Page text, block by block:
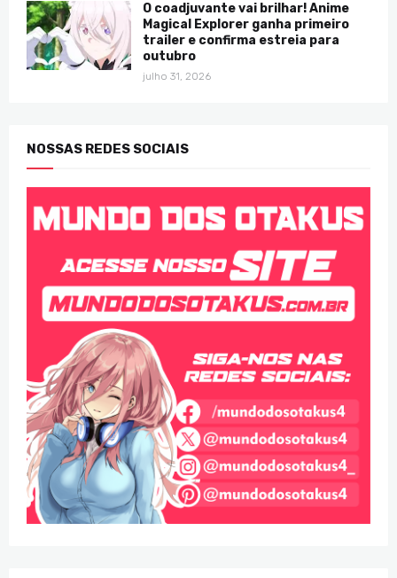
O coadjuvante vai brilhar! Anime
Magical Explorer ganha primeiro
trailer e confirma estreia para
outubro
julho 31, 2026
NOSSAS REDES SOCIAIS